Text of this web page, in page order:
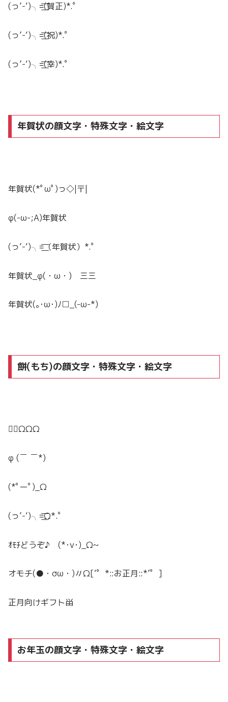
(っ’-‘)╮=͟͟͞͞(賀正)*.ﾟ
(っ’-‘)╮=͟͟͞͞(祝)*.ﾟ
(っ’-‘)╮=͟͟͞͞(幸)*.ﾟ
年賀状の顔文字・特殊文字・絵文字
年賀状(*ﾟωﾟ)っ◇|〒|
φ(-ω-;A)年賀状
(っ’-‘)╮=͟͟͞͞（年賀状）*.ﾟ
年賀状_φ(・ω・) 三三
年賀状(｡･ω･)ﾉ□_(-ω-*)
餅(もち)の顔文字・特殊文字・絵文字
餅⃞ΩΩΩ
φ (￣ ￣*)
(*ﾟーﾟ)_Ω
(っ’-‘)╮=͟͟͞͞Ω*.ﾟ
ｵﾓﾁどうぞ♪ (*･v･)_Ω~
オモチ(●・σω・)〃Ω[‘゜*::お正月::*’゜]
正月向けギフト畄
お年玉の顔文字・特殊文字・絵文字